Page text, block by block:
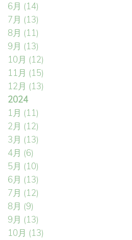
6月 (14)
7月 (13)
8月 (11)
9月 (13)
10月 (12)
11月 (15)
12月 (13)
2024
1月 (11)
2月 (12)
3月 (13)
4月 (6)
5月 (10)
6月 (13)
7月 (12)
8月 (9)
9月 (13)
10月 (13)